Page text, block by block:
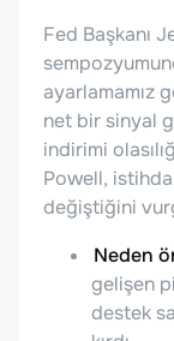
Fed Başkanı
ayarlamamız
net bir sinyal
indirimi
Powell,
değiştiğini
Neden
gelişen
destek